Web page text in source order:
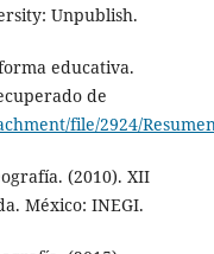
Unpublish.
educativa.
de
file/2924/
(2010). XII
México: INEGI.